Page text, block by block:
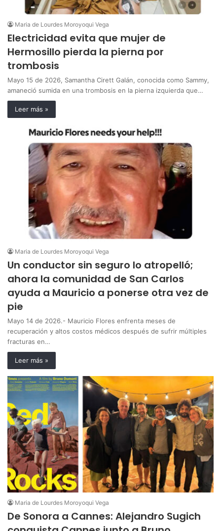
Maria de Lourdes Moroyoqui Vega
Electricidad evita que mujer de
Hermosillo pierda la pierna por
trombosis
Mayo 15 de 2026, Samantha Cirett Galán, conocida como Sammy,
amaneció sumida en una trombosis en la pierna izquierda que…
Leer más »
Maria de Lourdes Moroyoqui Vega
Un conductor sin seguro lo atropelló;
ahora la comunidad de San Carlos
ayuda a Mauricio a ponerse otra vez de
pie
Mayo 14 de 2026.- Mauricio Flores enfrenta meses de
recuperación y altos costos médicos después de sufrir múltiples
fracturas en…
Leer más »
Maria de Lourdes Moroyoqui Vega
De Sonora a Cannes: Alejandro Sugich